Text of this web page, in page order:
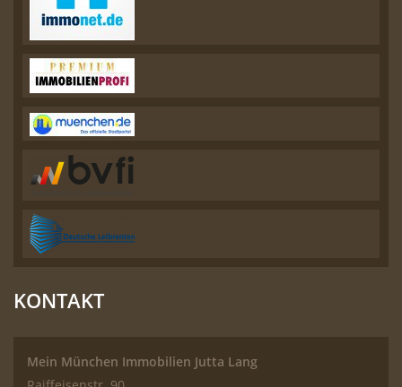
KONTAKT
Mein München Immobilien Jutta Lang